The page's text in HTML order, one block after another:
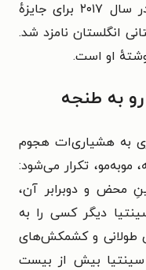
کتاب نویسندگان ایرلندی بود که در سال ۲۰۱۷ برای جایزهٔ
انگلستان نامزد شد.
او است.
به طنجه
به هشیاری‌ات هجوم
موبه‌مو، تکرار می‌شود:
محض و دوبرابر آن،
دیگر کسی را به
طولانی و کشمکش‌های
سینتیا بیش از بیست